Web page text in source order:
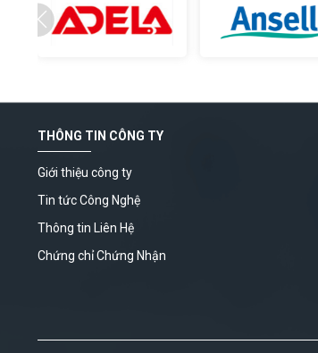
THÔNG TIN CÔNG TY
Giới thiệu công ty
Tin tức Công Nghệ
Thông tin Liên Hệ
Chứng chỉ Chứng Nhận